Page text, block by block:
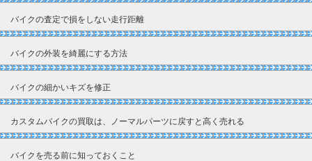
バイクの査定で損をしない走行距離
バイクの外装を綺麗にする方法
バイクの細かいキズを修正
カスタムバイクの買取は、ノーマルパーツに戻すと高く売れる
バイクを売る前に知っておくこと